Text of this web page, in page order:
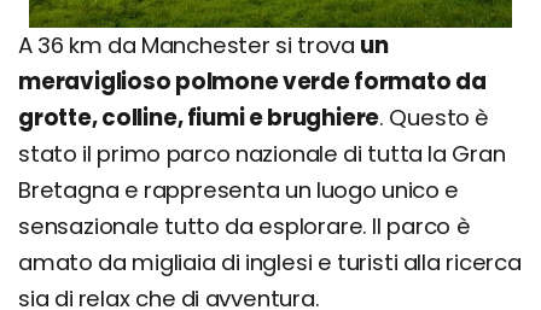
A 36 km da Manchester si trova un
meraviglioso polmone verde formato da
grotte, colline, fiumi e brughiere. Questo è
stato il primo parco nazionale di tutta la Gran
Bretagna e rappresenta un luogo unico e
sensazionale tutto da esplorare. Il parco è
amato da migliaia di inglesi e turisti alla ricerca
sia di relax che di avventura.